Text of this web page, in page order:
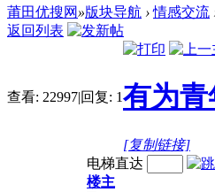
莆田优搜网 »版块导航 › 情感交流
返回列表
查看: 22997|回复: 1有为
[复制链接]
电梯直达
楼主